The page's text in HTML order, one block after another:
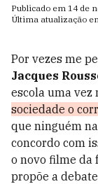
Publicado em 14 de
Última atualização
Por vezes me
Jacques
escola uma vez
sociedade o
que ninguém
concordo com
o novo filme da
propõe a